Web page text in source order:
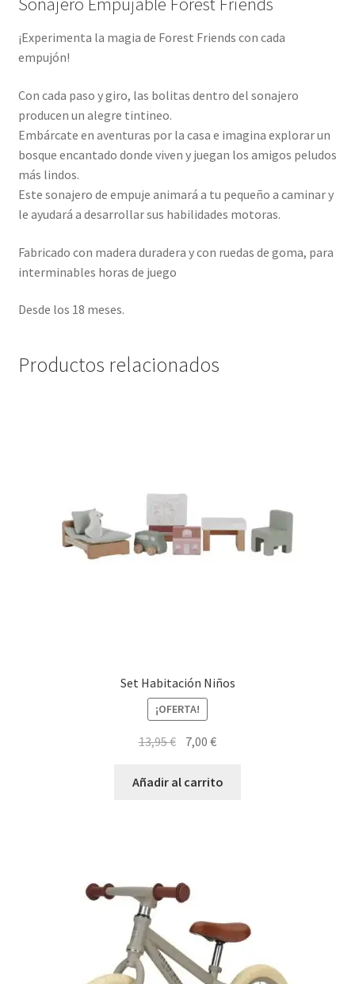
¡Experimenta la magia de Forest Friends con cada
empujón!
Con cada paso y giro, las bolitas dentro del sonajero
producen un alegre tintineo.
Embárcate en aventuras por la casa e imagina explorar un
bosque encantado donde viven y juegan los amigos peludos
más lindos.
Este sonajero de empuje animará a tu pequeño a caminar y
le ayudará a desarrollar sus habilidades motoras.
Fabricado con madera duradera y con ruedas de goma, para
interminables horas de juego
Desde los 18 meses.
Productos relacionados
Set Habitación Niños
¡OFERTA!
13,95€ El
original
7,00€El
actual
Añadir al carrito